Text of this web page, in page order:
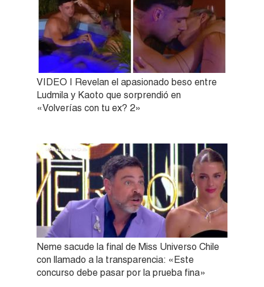
VIDEO | Revelan el apasionado beso entre
Ludmila y Kaoto que sorprendió en
«Volverías con tu ex? 2»
Neme sacude la final de Miss Universo Chile
con llamado a la transparencia: «Este
concurso debe pasar por la prueba fina»